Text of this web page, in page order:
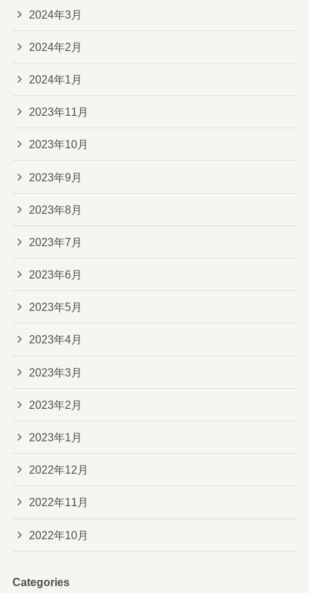
2024年3月
2024年2月
2024年1月
2023年11月
2023年10月
2023年9月
2023年8月
2023年7月
2023年6月
2023年5月
2023年4月
2023年3月
2023年2月
2023年1月
2022年12月
2022年11月
2022年10月
Categories